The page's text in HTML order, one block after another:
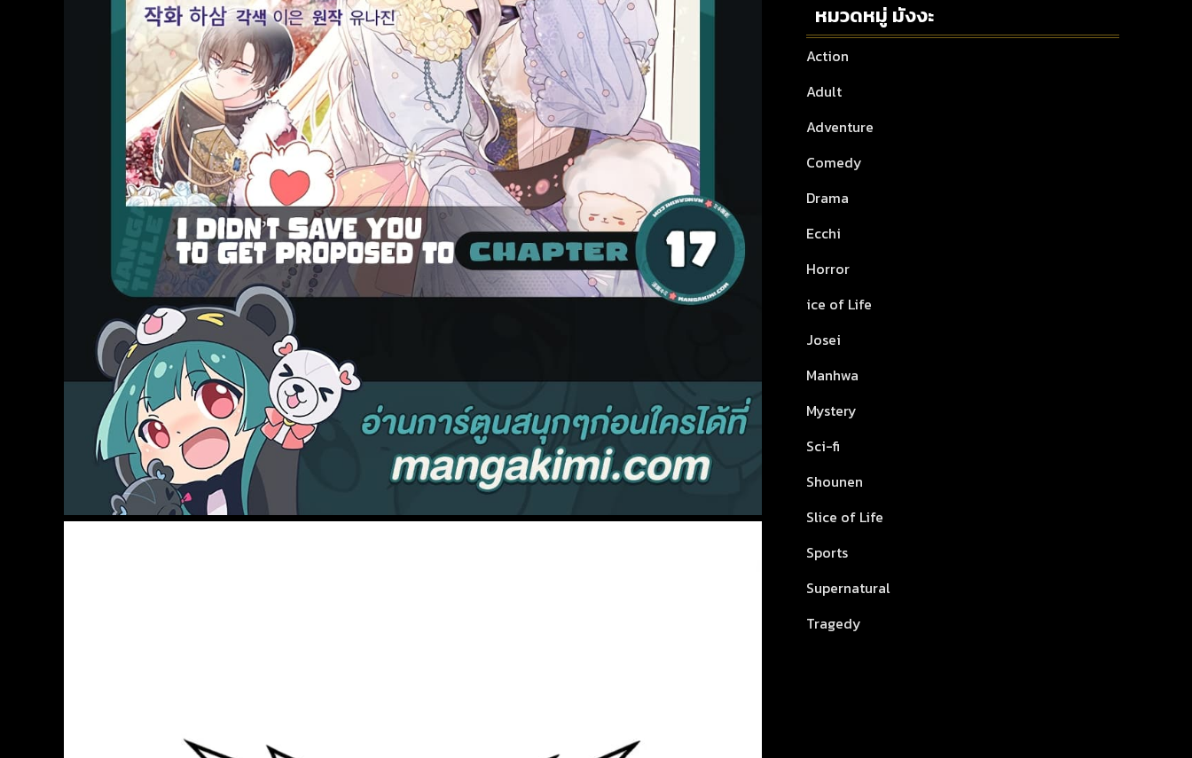
หมวดหมู่ มังงะ
Action
Adult
Adventure
Comedy
Drama
Ecchi
Horror
ice of Life
Josei
Manhwa
Mystery
Sci-fi
Shounen
Slice of Life
Sports
Supernatural
Tragedy